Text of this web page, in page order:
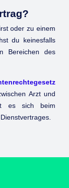
oder zu einem
du keinesfalls
Bereichen des
Arzt und
es sich beim